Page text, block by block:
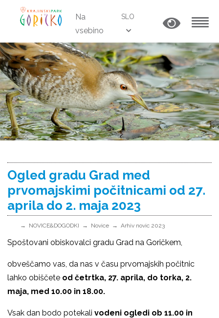
Na
vsebino
SLO
Ogled gradu Grad med
prvomajskimi počitnicami od 27.
aprila do 2. maja 2023
NOVICE&DOGODKI Novice Arhiv novic 2023
Spoštovani obiskovalci gradu Grad na Goričkem,
obveščamo vas, da nas v času prvomajskih počitnic
lahko obiščete od četrtka, 27. aprila, do torka, 2.
maja, med 10.00 in 18.00.
Vsak dan bodo potekali vodeni ogledi ob 11.00 in